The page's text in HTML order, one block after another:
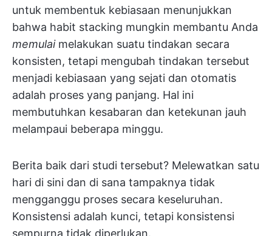
untuk membentuk kebiasaan menunjukkan
bahwa habit stacking mungkin membantu Anda
memulaimelakukan suatu tindakan secara
konsisten, tetapi mengubah tindakan tersebut
menjadi kebiasaan yang sejati dan otomatis
adalah proses yang panjang. Hal ini
membutuhkan kesabaran dan ketekunan jauh
melampaui beberapa minggu.
Berita baik dari studi tersebut? Melewatkan satu
hari di sini dan di sana tampaknya tidak
mengganggu proses secara keseluruhan.
Konsistensi adalah kunci, tetapi konsistensi
sempurna tidak diperlukan.